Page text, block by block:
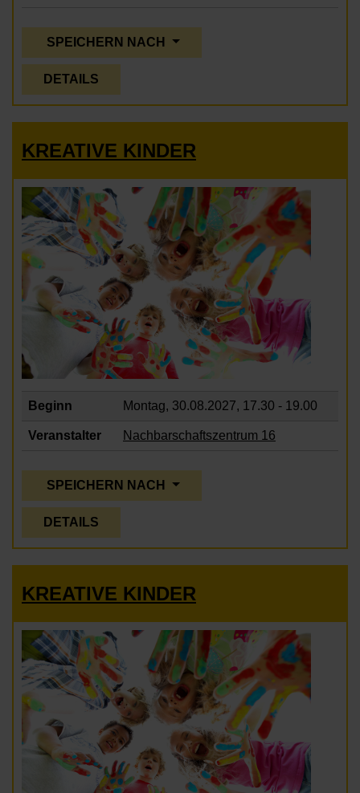
SPEICHERN NACH
DETAILS
KREATIVE KINDER
Beginn Montag, 30.08.2027, 17.30 - 19.00
Veranstalter Nachbarschaftszentrum 16
SPEICHERN NACH
DETAILS
KREATIVE KINDER